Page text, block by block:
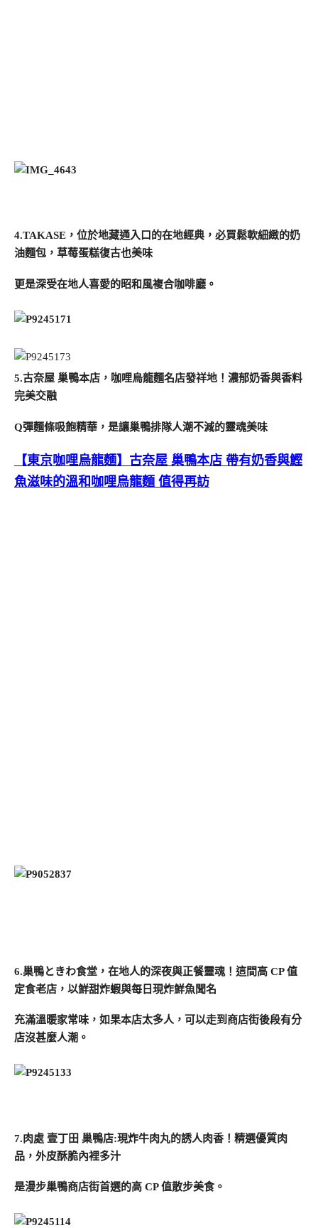
4.TAKASE，位於地藏通入口的在地經典，必買鬆軟細緻的奶
油麵包，草莓蛋糕復古也美味
更是深受在地人喜愛的昭和風複合咖啡廳。
5.古奈屋 巢鴨本店，咖哩烏龍麵名店發祥地！濃郁奶香與香料
完美交融
Q彈麵條吸飽精華，是讓巢鴨排隊人潮不減的靈魂美味
【東京咖哩烏龍麵】古奈屋 巢鴨本店 帶有奶香與鰹
魚滋味的溫和咖哩烏龍麵 值得再訪
6.巢鴨ときわ食堂，在地人的深夜與正餐靈魂！這間高 CP 值
定食老店，以鮮甜炸蝦與每日現炸鮮魚聞名
充滿溫暖家常味，如果本店太多人，可以走到商店街後段有分
店沒甚麼人潮。
7.肉處 壹丁田 巢鴨店:現炸牛肉丸的誘人肉香！精選優質肉
品，外皮酥脆內裡多汁
是漫步巢鴨商店街首選的高 CP 值散步美食。